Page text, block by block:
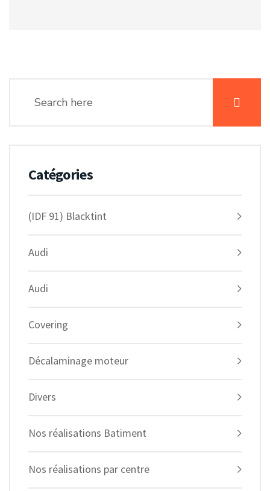
Catégories
(IDF 91) Blacktint
Audi
Audi
Covering
Décalaminage moteur
Divers
Nos réalisations Batiment
Nos réalisations par centre